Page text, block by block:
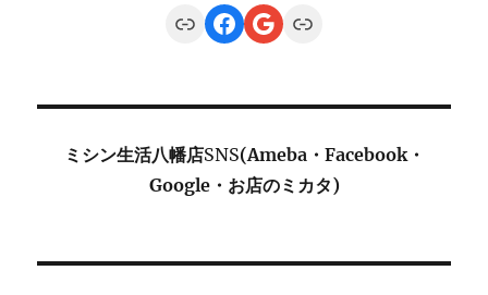
LinkFacebook
Google
Link
ミシン生活八幡店SNS(Ameba・Facebook・
Google・お店のミカタ)